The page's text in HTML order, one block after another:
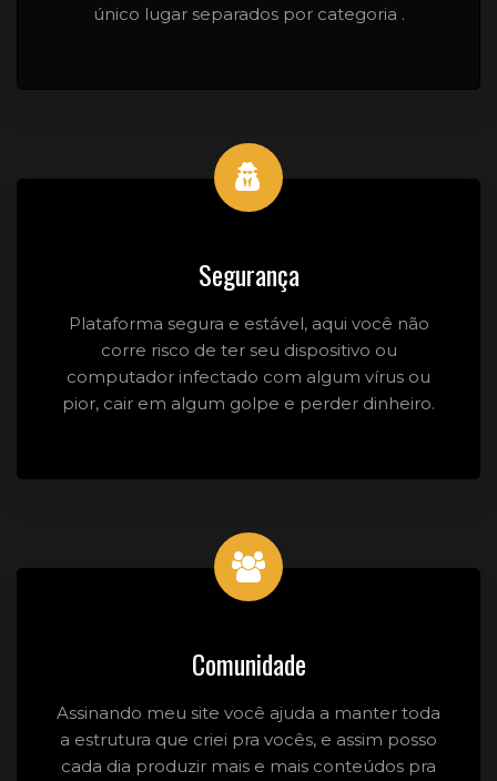
único lugar separados por categoria .
Segurança
Plataforma segura e estável, aqui você não
corre risco de ter seu dispositivo ou
computador infectado com algum vírus ou
pior, cair em algum golpe e perder dinheiro.
Comunidade
Assinando meu site você ajuda a manter toda
a estrutura que criei pra vocês, e assim posso
cada dia produzir mais e mais conteúdos pra